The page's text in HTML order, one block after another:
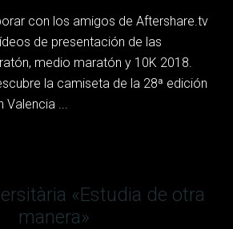
con los amigos de Aftershare.tv
de presentación de las
medio maratón y 10K 2018.
la camiseta de la 28ª edición
...
«Estudia de otra
manera»